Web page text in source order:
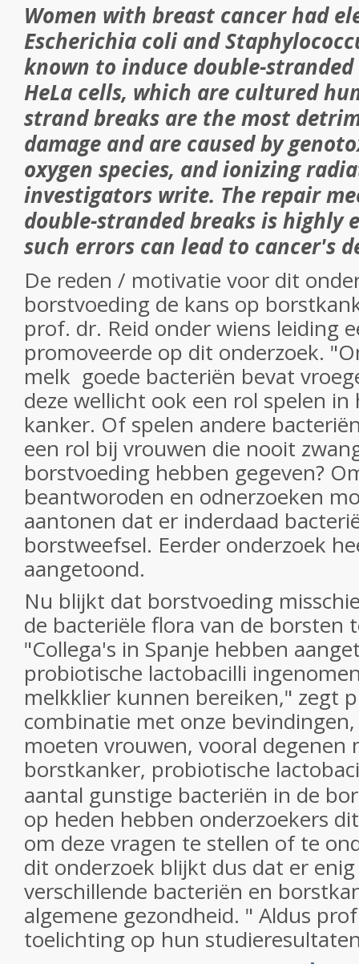
Women with breast cancer had
Escherichia coli and
known to induce double-
HeLa cells, which are cultured
strand breaks are the most
damage and are caused by
oxygen species, and ionizing
investigators write. The repair
double-stranded breaks is highly
such errors can lead to cancer's
De reden / motivatie voor dit
borstvoeding de kans op
prof. dr. Reid onder wiens leiding
promoveerde op dit onderzoek.
melk goede bacteriën bevat
deze wellicht ook een rol spelen
kanker. Of spelen andere
een rol bij vrouwen die nooit
borstvoeding hebben gegeven?
beantworoden en odnerzoeken
aantonen dat er inderdaad
borstweefsel. Eerder onderzoek
aangetoond.
Nu blijkt dat borstvoeding
de bacteriële flora van de borsten
"Collega's in Spanje hebben
probiotische lactobacilli
melkklier kunnen bereiken," zegt
combinatie met onze bevindingen,
moeten vrouwen, vooral degenen
borstkanker, probiotische
aantal gunstige bacteriën in de
op heden hebben onderzoekers
om deze vragen te stellen of te
dit onderzoek blijkt dus dat er
verschillende bacteriën en
algemene gezondheid. " Aldus
toelichting op hun